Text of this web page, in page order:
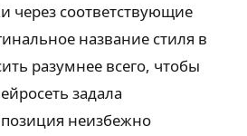
через соответствующие
название стиля в
разумнее всего, чтобы
задала
неизбежно